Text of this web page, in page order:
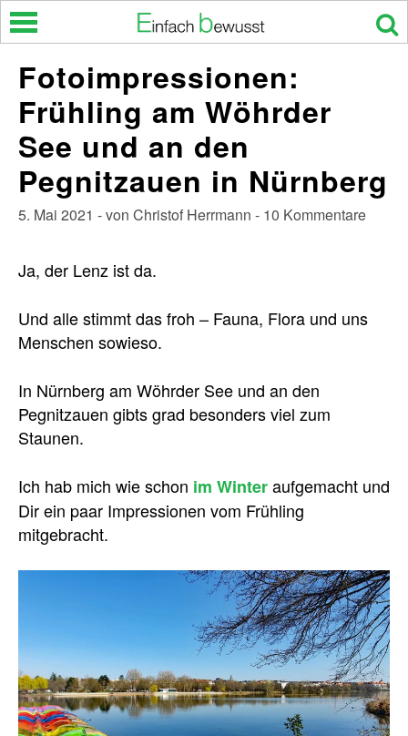
Skip
Fotoimpressionen:
Frühling am Wöhrder
See und an den
Pegnitzauen in Nürnberg
5. Mai 2021 - von Christof Herrmann - 10 Kommentare
Ja, der Lenz ist da.
Und alle stimmt das froh – Fauna, Flora und uns
Menschen sowieso.
In Nürnberg am Wöhrder See und an den
Pegnitzauen gibts grad besonders viel zum
Staunen.
Ich hab mich wie schon im Winteraufgemacht und
Dir ein paar Impressionen vom Frühling
mitgebracht.